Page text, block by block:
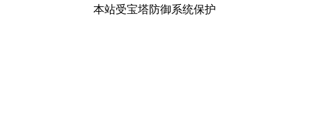
本站受宝塔防御系统保护